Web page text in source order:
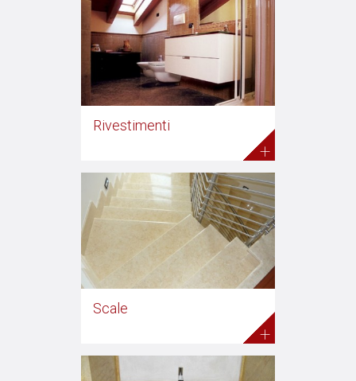
Rivestimenti
+
Scale
+